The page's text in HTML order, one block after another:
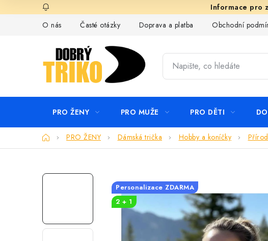
na
O nás
Časté otázky Doprava a platba Obchodní
PRO ŽENY PRO MUŽE PRO DĚTI
DomůPRO ŽENY Dámská trička Hobby a koníčky
Personalizace ZDARMA
2 + 1